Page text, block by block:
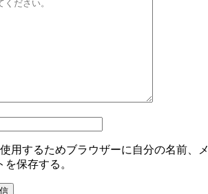
用するためブラウザーに自分の名前、
保存する。